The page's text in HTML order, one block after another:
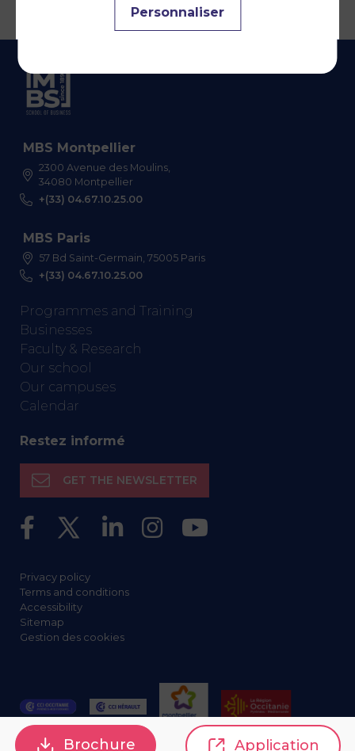
MBS Montpellier
2300 Avenue des Moulins,
34080 Montpellier
+(33) 04.67.10.25.00
MBS Paris
57 Bd Saint-Germain, 75005 Paris
+(33) 04.67.10.25.00
Programmes and Training
Businesses
Faculty & Research
Our school
Our campuses
Calendar
Restez informé
GET THE NEWSLETTER
Privacy policy
Terms and conditions
Accessibility
Sitemap
Gestion des cookies
Personnaliser
Brochure Application